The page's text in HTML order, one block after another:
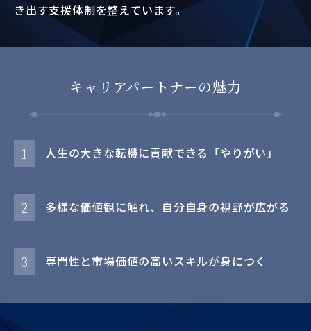
き出す支援体制を整えています。
キャリアパートナーの魅力
1 人生の大きな転機に貢献できる「やりがい」
2 多様な価値観に触れ、自分自身の視野が広がる
3 専門性と市場価値の高いスキルが身につく